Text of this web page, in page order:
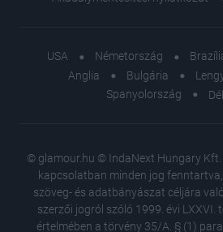
USA Németország
Anglia
Bulgária
Spanyolország
© glamour.hu © IndaNext Hungary
kapcsolatban minden jog
szöveg- és adatbányászat céljára
szerzői jogról szóló 1999. évi LXXVI.
értelmében a törvény 35/A. § (1)